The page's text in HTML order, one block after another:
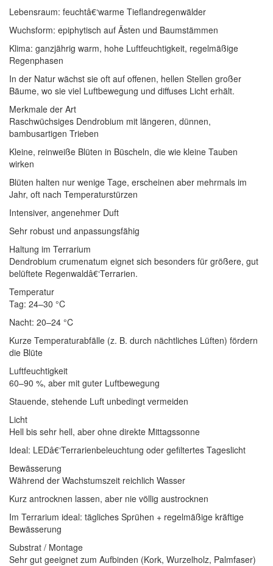
Lebensraum: feuchtâ€‘warme Tieflandregenwälder
Wuchsform: epiphytisch auf Ästen und Baumstämmen
Klima: ganzjährig warm, hohe Luftfeuchtigkeit, regelmäßige
Regenphasen
In der Natur wächst sie oft auf offenen, hellen Stellen großer
Bäume, wo sie viel Luftbewegung und diffuses Licht erhält.
Merkmale der Art
Raschwüchsiges Dendrobium mit längeren, dünnen,
bambusartigen Trieben
Kleine, reinweiße Blüten in Büscheln, die wie kleine Tauben
wirken
Blüten halten nur wenige Tage, erscheinen aber mehrmals im
Jahr, oft nach Temperaturstürzen
Intensiver, angenehmer Duft
Sehr robust und anpassungsfähig
Haltung im Terrarium
Dendrobium crumenatum eignet sich besonders für größere, gut
belüftete Regenwaldâ€‘Terrarien.
Temperatur
Tag: 24–30 °C
Nacht: 20–24 °C
Kurze Temperaturabfälle (z. B. durch nächtliches Lüften) fördern
die Blüte
Luftfeuchtigkeit
60–90 %, aber mit guter Luftbewegung
Stauende, stehende Luft unbedingt vermeiden
Licht
Hell bis sehr hell, aber ohne direkte Mittagssonne
Ideal: LEDâ€‘Terrarienbeleuchtung oder gefiltertes Tageslicht
Bewässerung
Während der Wachstumszeit reichlich Wasser
Kurz antrocknen lassen, aber nie völlig austrocknen
Im Terrarium ideal: tägliches Sprühen + regelmäßige kräftige
Bewässerung
Substrat / Montage
Sehr gut geeignet zum Aufbinden (Kork, Wurzelholz, Palmfaser)